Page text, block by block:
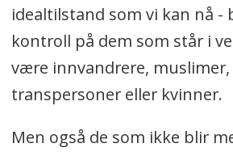
idealtilstand som vi kan nå -
kontroll på dem som står i
være innvandrere,
transpersoner eller kvinner.
Men også de som ikke blir